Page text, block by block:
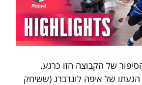
של הקבוצה הזו כרגע.
הגעתו של איפה לונדברג (ששיחק